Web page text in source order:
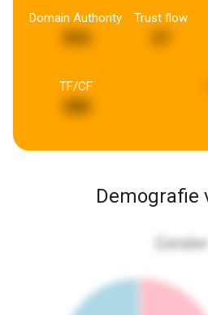
Domain Authority Trust flow
TF/CF
388
Demografie
Gender